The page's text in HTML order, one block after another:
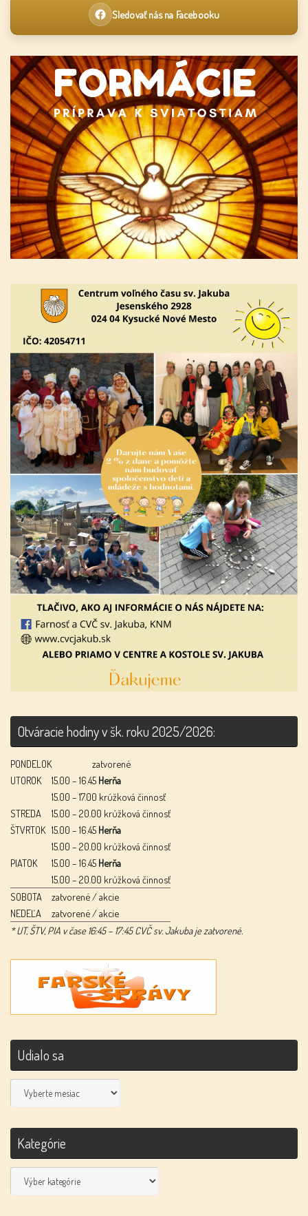
Sledovať nás na Facebooku
Otváracie hodiny v šk. roku 2025/2026:
PONDELOK
zatvorené
UTOROK
15.00 – 16.45 Herňa
15.00 – 17.00 krúžková činnosť
STREDA
15.00 – 20.00 krúžková činnosť
ŠTVRTOK 15.00 – 16.45 Herňa
15.00 – 20.00 krúžková činnosť
PIATOK
15.00 – 16.45 Herňa
15.00 – 20.00 krúžková činnosť
SOBOTA
zatvorené / akcie
NEDEĽA
zatvorené / akcie
* UT, ŠTV, PIA v čase 16:45 – 17:45 CVČ sv. Jakuba je zatvorené.
Udialo sa
Kategórie